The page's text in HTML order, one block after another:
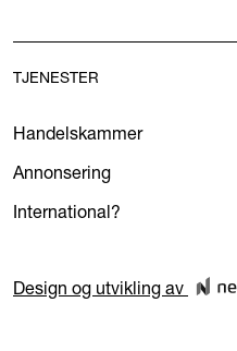
TJENESTER
Handelskammer
Annonsering
International?
Design og utvikling av